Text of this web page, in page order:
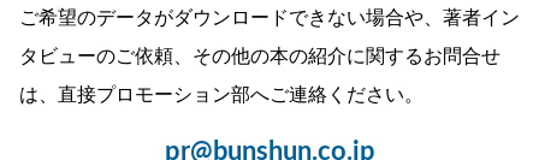
ご希望のデータがダウンロードできない場合や、著者イン
タビューのご依頼、その他の本の紹介に関するお問合せ
は、直接プロモーション部へご連絡ください。
pr@bunshun.co.jp